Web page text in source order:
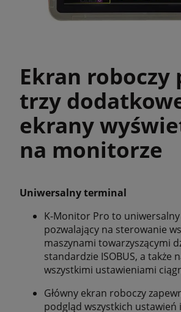
Ekran roboczy
trzy
ekrany
na monitorze
Uniwersalny terminal
K-Monitor Pro to
pozwalający na sterowanie
maszynami towarzyszącymi
standardzie ISOBUS, a także
wszystkimi ustawieniami
Główny ekran roboczy
podgląd wszystkich ustawień